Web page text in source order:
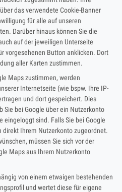
das verwendete Cookie-Banner
für alle auf unseren
Darüber hinaus können Sie die
auf der jeweiligen Unterseite
vorgesehenen Button anklicken. Dort
aller Karten zustimmen.
Maps zustimmen, werden
Internetseite (wie bspw. Ihre IP-
und dort gespeichert. Dies
Sie bei Google über ein Nutzerkonto
eingeloggt sind. Falls Sie bei Google
Ihrem Nutzerkonto zugeordnet.
müssen Sie sich vor der
Maps aus Ihrem Nutzerkonto
von einem etwaigen bestehenden
und wertet diese für eigene